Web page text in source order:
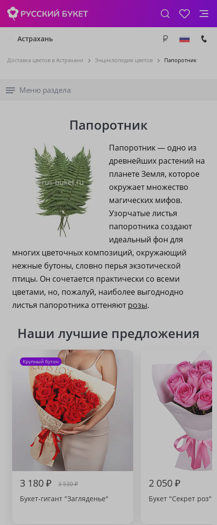
Астрахань
Доставка цветов в Астрахани Энциклопедия цветов Папоротник
Меню раздела
Папоротник
Папоротник — одно из
древнейших растений на
планете Земля, которое
окружает множество
магических мифов.
Узорчатые листья
папоротника создают
идеальный фон для
многих цветочных композиций, окружающий
нежные бутоны, словно перья экзотической
птицы. Он сочетается практически со всеми
цветами, но, пожалуй, наиболее выгоднодно
листья папоротника оттеняютрозы.
Наши лучшие предложения
Крупный бутон
3 180 ₽ 3 530 ₽
Букет-гигант "Загляденье"
2 050 ₽
Букет "Секрет роз"